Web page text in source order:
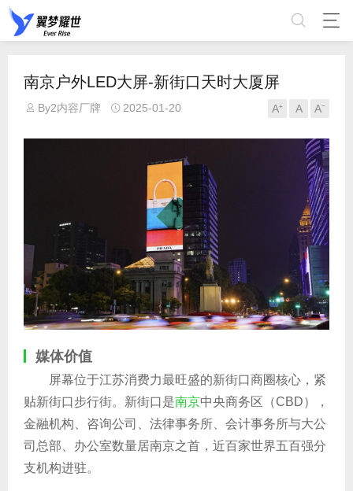
南京户外LED大屏-新街口天时大厦屏
By2内容厂牌 2025-01-20 A⁺ A A⁻
媒体价值
屏幕位于江苏消费力最旺盛的新街口商圈核心，紧
贴新街口步行街。新街口是南京中央商务区（CBD），
金融机构、咨询公司、法律事务所、会计事务所与大公
司总部、办公室数量居南京之首，近百家世界五百强分
支机构进驻。